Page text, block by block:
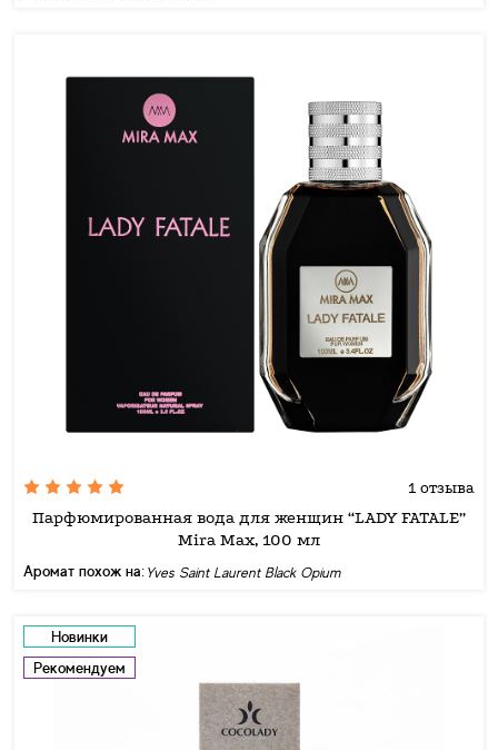
1 отзыва
Парфюмированная вода для женщин “LADY FATALE”
Mira Max, 100 мл
Аромат похож на: Yves Saint Laurent Black Opium
Новинки
Рекомендуем